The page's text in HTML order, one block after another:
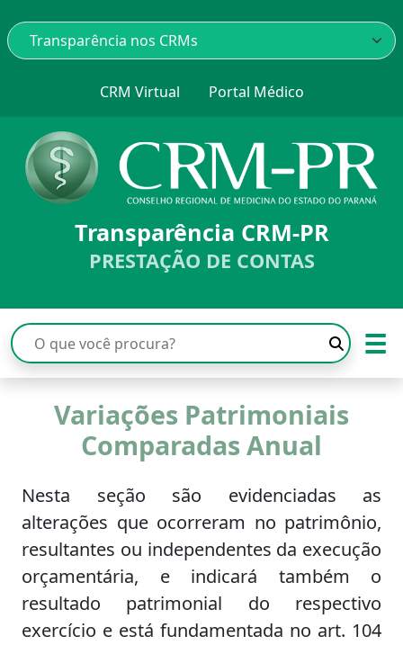
CRM Virtual Portal Médico
Transparência CRM-PR
PRESTAÇÃO DE CONTAS
☰
Variações Patrimoniais
Comparadas Anual
Nesta seção são evidenciadas as
alterações que ocorreram no patrimônio,
resultantes ou independentes da execução
orçamentária, e indicará também o
resultado patrimonial do respectivo
exercício e está fundamentada no art. 104